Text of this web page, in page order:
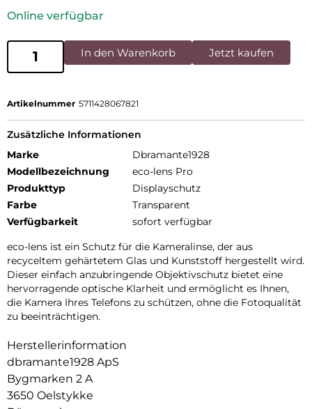
Online verfügbar
In den Warenkorb Jetzt kaufen
Artikelnummer 5711428067821
Zusätzliche Informationen
Marke
Dbramante1928
Modellbezeichnung
eco-lens Pro
Produkttyp
Displayschutz
Farbe
Transparent
Verfügbarkeit
sofort verfügbar
eco-lens ist ein Schutz für die Kameralinse, der aus
recyceltem gehärtetem Glas und Kunststoff hergestellt wird.
Dieser einfach anzubringende Objektivschutz bietet eine
hervorragende optische Klarheit und ermöglicht es Ihnen,
die Kamera Ihres Telefons zu schützen, ohne die Fotoqualität
zu beeinträchtigen.
Herstellerinformation
dbramante1928 ApS
Bygmarken 2 A
3650 Oelstykke